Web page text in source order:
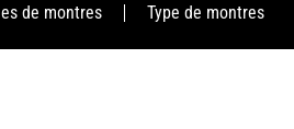
de montres Type de montres